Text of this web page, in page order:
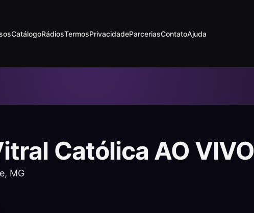
CatálogoRádiosTermosPrivacidadeParceriasContatoAjuda
Católica AO VIVO
MG